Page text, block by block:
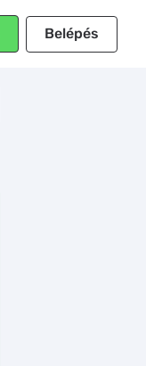
Belépés